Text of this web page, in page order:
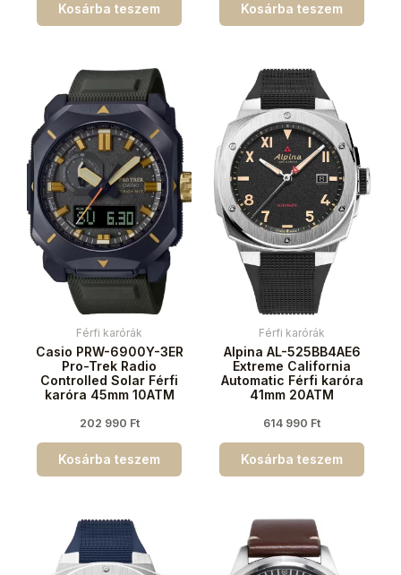
Kosárba teszem Kosárba teszem
Férfi karórák
Casio PRW-6900Y-3ER
Pro-Trek Radio
Controlled Solar Férfi
karóra 45mm 10ATM
202 990 Ft
Kosárba teszem
Férfi karórák
Alpina AL-525BB4AE6
Extreme California
Automatic Férfi karóra
41mm 20ATM
614 990 Ft
Kosárba teszem